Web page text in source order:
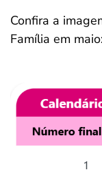
Confira a
Família em maio: